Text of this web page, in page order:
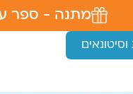
מתנה - ספר